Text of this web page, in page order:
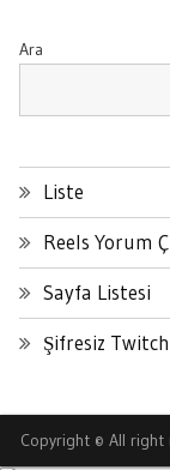
Ara
Liste
Reels Yorum
Sayfa Listesi
Şifresiz
Copyright © All right